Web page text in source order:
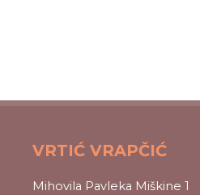
VRTIĆ VRAPČIĆ
Mihovila Pavleka Miškine 1